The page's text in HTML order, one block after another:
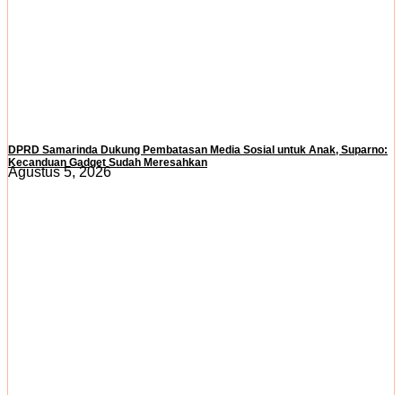
DPRD Samarinda Dukung Pembatasan Media Sosial untuk Anak, Suparno:
Kecanduan Gadget Sudah Meresahkan
Agustus 5, 2026